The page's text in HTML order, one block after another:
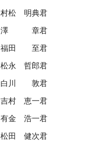
村松 明典君
澤 章君
福田 至君
松永 哲郎君
白川 敦君
吉村 恵一君
有金 浩一君
松田 健次君